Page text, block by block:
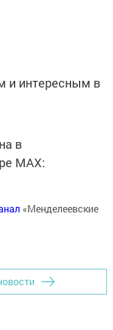
и интересным в
в
MАХ:
«Менделеевские